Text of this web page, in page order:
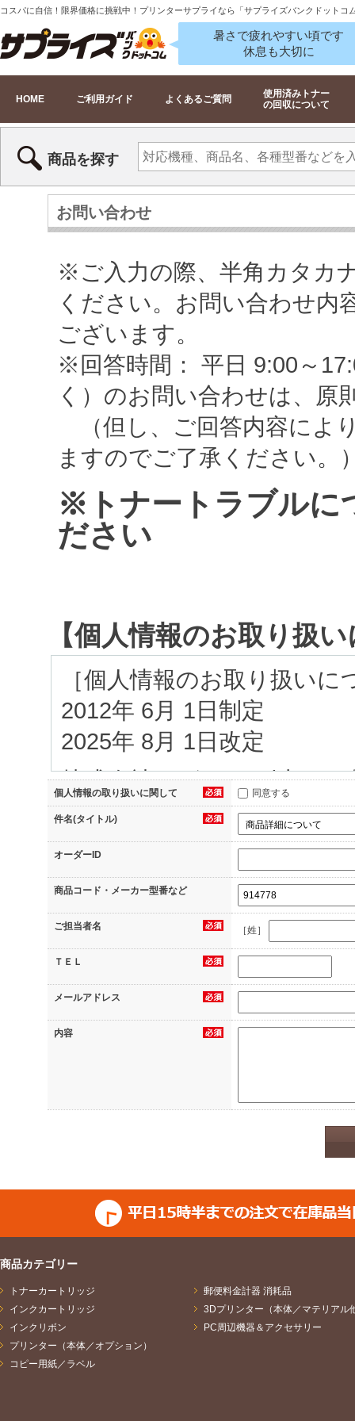
コスパに自信！限界価格に挑戦中！プリンターサプライなら「サプライズバンクドットコ
暑さで疲れやすい頃です
休息も大切に
HOME ご利用ガイド よくあるご質問
使用済みトナー
の回収について
商品を探す
お問い合わせ
※ご入力の際、半角カタカ
ください。お問い合わせ内
ございます。
※回答時間： 平日 9:00～
く）のお問い合わせは、原
（但し、ご回答内容によ
ますのでご了承ください。
※トナートラブルに
ださい
【個人情報のお取り扱
［個人情報のお取り扱いに
2012年 6月 1日制定
2025年 8月 1日改定
株式会社イグアス（以下、
当社へのお問合せ、（2）
（3）資料のダウンロード
信のお申込み、（5）当サ
録、（6）アンケートへの
へのご応募、（7）その他
等の際に当社にご提供いた
に可能な限り管理し保護す
1.個人情報の利用目的
いた目的に応じて次のと
し、他の利用はいたしませ
ご請求のあった資料の送
答、並びに商品・サービス
（2）セミナー・イベント
セミナー・イベントの運営
ビスやセミナー・イベント
計処理、商品・サービスの
個人情報の取り扱いに関して 同意する
件名(タイトル)
オーダーID
商品コード・メーカー型番など
ご担当者名 ［姓］
ＴＥＬ
メールアドレス
内容
商品カテゴリー
トナーカートリッジ
インクカートリッジ
インクリボン
プリンター（本体／オプション）
コピー用紙／ラベル
郵便料金計器 消耗品
3Dプリンター（本体／マテリアル
PC周辺機器＆アクセサリー